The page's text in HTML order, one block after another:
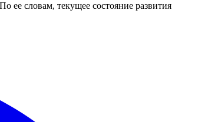
ее словам, текущее состояние развития